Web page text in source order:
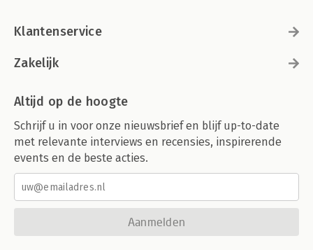
Klantenservice
Zakelijk
Altijd op de hoogte
Schrijf u in voor onze nieuwsbrief en blijf up-to-date
met relevante interviews en recensies, inspirerende
events en de beste acties.
Aanmelden